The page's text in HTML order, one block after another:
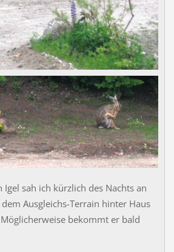
Igel sah ich kürzlich des Nachts an
Ausgleichs-Terrain hinter Haus
bekommt er bald